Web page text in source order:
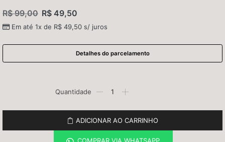
R$99,00 R$49,50
Em até 1x de R$ 49,50 s/ juros
Detalhes do parcelamento
ADICIONAR AO CARRINHO
COMPRAR VIA WHATSAPP